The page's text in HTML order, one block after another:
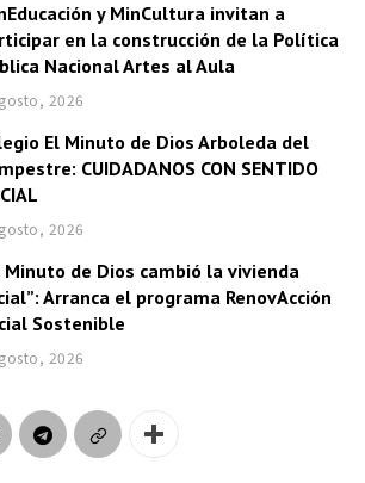
y MinCultura invitan a
en la construcción de la Política
Nacional Artes al Aula
2026
El Minuto de Dios Arboleda del
CUIDADANOS CON SENTIDO
2026
Minuto de Dios cambió la vivienda
Arranca el programa RenovAcción
Sostenible
2026